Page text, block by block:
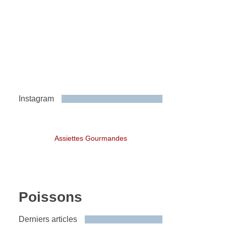
Instagram
Assiettes Gourmandes
Poissons
Derniers articles